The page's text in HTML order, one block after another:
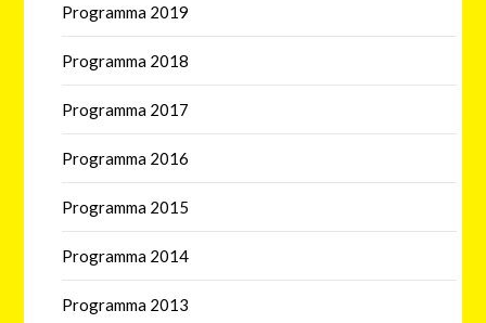
Programma 2019
Programma 2018
Programma 2017
Programma 2016
Programma 2015
Programma 2014
Programma 2013